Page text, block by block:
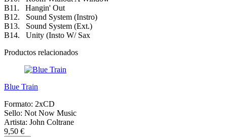
B11. Hangin' Out
B12. Sound System (Instro)
B13. Sound System (Ext.)
B14. Unity (Insto W/ Sax
Productos relacionados
Blue Train
Formato: 2xCD
Sello: Not Now Music
Artista: John Coltrane
9,50 €